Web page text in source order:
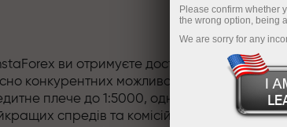
ви отримуєте доступ до
конкурентних можливостей:
плече до 1:5000, одні з
спредів та комісій на ринку,
Please confirm whether
the wrong option, being
We are sorry for any